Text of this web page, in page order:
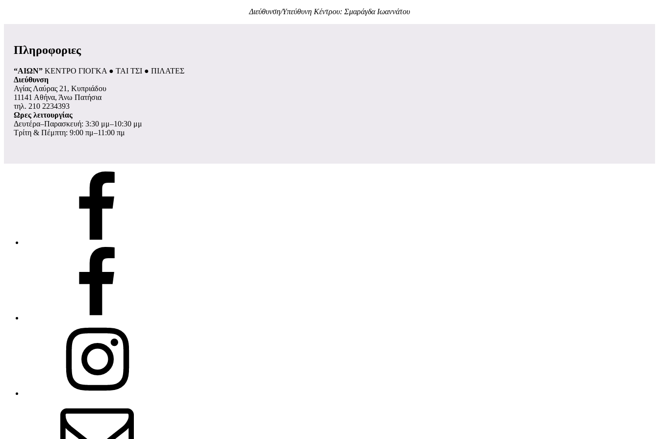
Διεύθυνση/Υπεύθυνη Κέντρου: Σμαράγδα Ιωαννάτου
Πληροφοριες
“ΑΙΩΝ” ΚΕΝΤΡΟ ΓΙΟΓΚΑ ● ΤΑΙ ΤΣΙ ● ΠΙΛΑΤΕΣ
Διεύθυνση
Αγίας Λαύρας 21, Κυπριάδου
11141 Αθήνα, Άνω Πατήσια
τηλ. 210 2234393
Ωρες λειτουργίας
Δευτέρα–Παρασκευή: 3:30 μμ–10:30 μμ
Τρίτη & Πέμπτη: 9:00 πμ–11:00 πμ